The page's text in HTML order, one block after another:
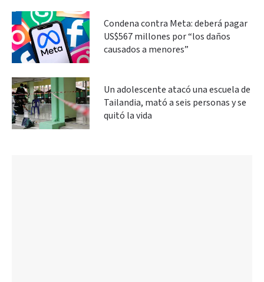
Condena contra Meta: deberá pagar
US$567 millones por “los daños
causados a menores”
Un adolescente atacó una escuela de
Tailandia, mató a seis personas y se
quitó la vida